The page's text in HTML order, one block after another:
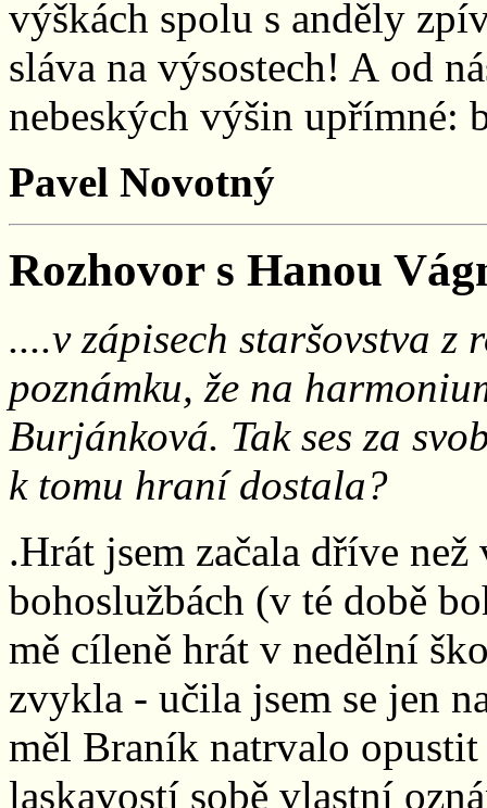
výškách spolu s anděly
sláva na výsostech! A od
nebeských výšin upřímné:
Pavel Novotný
Rozhovor s Hanou
....v zápisech staršovstva
poznámku, že na
Burjánková. Tak ses za
k tomu hraní dostala?
.Hrát jsem začala dříve
bohoslužbách (v té době
mě cíleně hrát v nedělní
zvykla - učila jsem se jen
měl Braník natrvalo
laskavostí sobě vlastní